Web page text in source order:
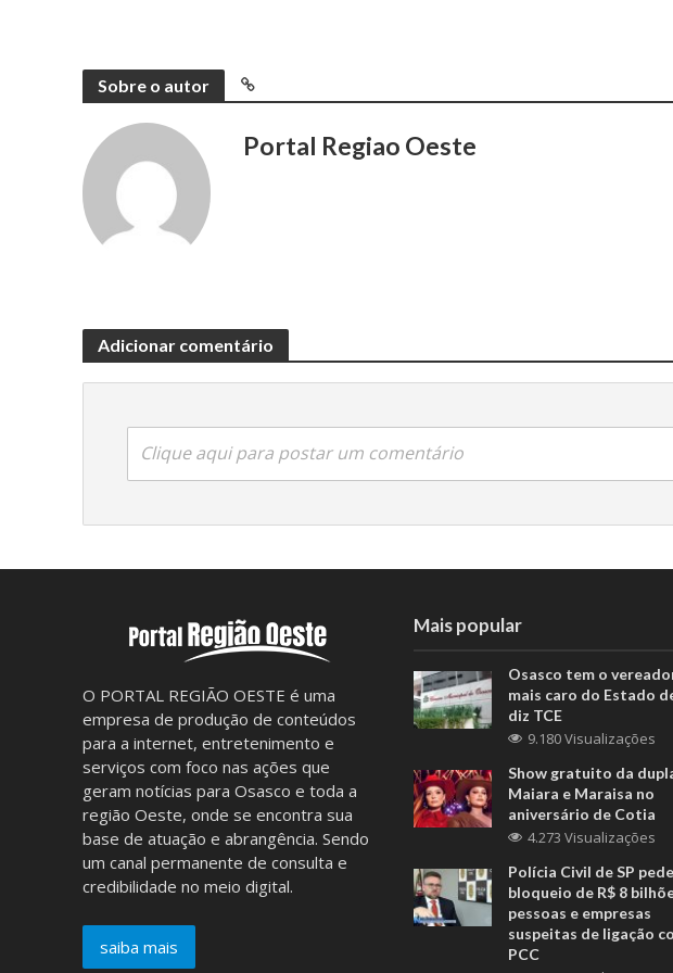
Sobre o autor
Portal Regiao Oeste
Adicionar comentário
Clique aqui para postar um comentário
O PORTAL REGIÃO OESTE é uma
empresa de produção de conteúdos
para a internet, entretenimento e
serviços com foco nas ações que
geram notícias para Osasco e toda a
região Oeste, onde se encontra sua
base de atuação e abrangência. Sendo
um canal permanente de consulta e
credibilidade no meio digital.
saiba mais
Mais popular
Osasco tem o
mais caro do Estado
diz TCE
9.180 Visualizações
Show gratuito da
Maiara e Maraisa no
aniversário de Cotia
4.273 Visualizações
Polícia Civil de SP pede
bloqueio de R$ 8
pessoas e empresas
suspeitas de ligação
PCC